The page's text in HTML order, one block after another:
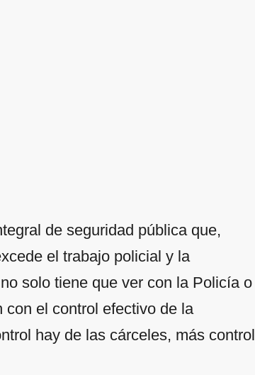
de seguridad pública que,
el trabajo policial y la
solo tiene que ver con la Policía o
con el control efectivo de la
hay de las cárceles, más control